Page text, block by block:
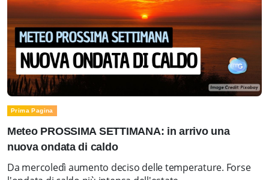
Prima Pagina
Meteo PROSSIMA SETTIMANA: in arrivo una
nuova ondata di caldo
Da mercoledì aumento deciso delle temperature. Forse